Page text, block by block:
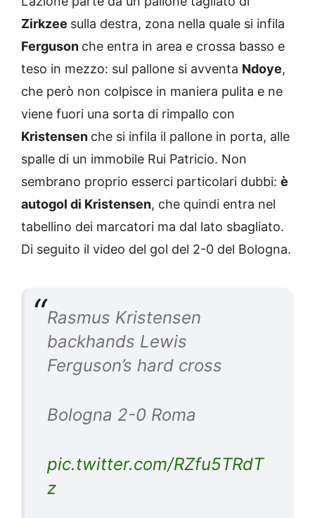
Zirkzee sulla destra, zona nella quale si infila
Ferguson che entra in area e crossa basso e
teso in mezzo: sul pallone si avventa Ndoye,
che però non colpisce in maniera pulita e ne
viene fuori una sorta di rimpallo con
Kristensen che si infila il pallone in porta, alle
spalle di un immobile Rui Patricio. Non
sembrano proprio esserci particolari dubbi: è
autogol di Kristensen, che quindi entra nel
tabellino dei marcatori ma dal lato sbagliato.
Di seguito il video del gol del 2-0 del Bologna.
Rasmus Kristensen
backhands Lewis
Ferguson’s hard cross
Bologna 2-0 Roma
pic.twitter.com/RZfu5TRdT
z